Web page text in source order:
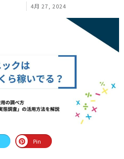
4月 27, 2024
Pin